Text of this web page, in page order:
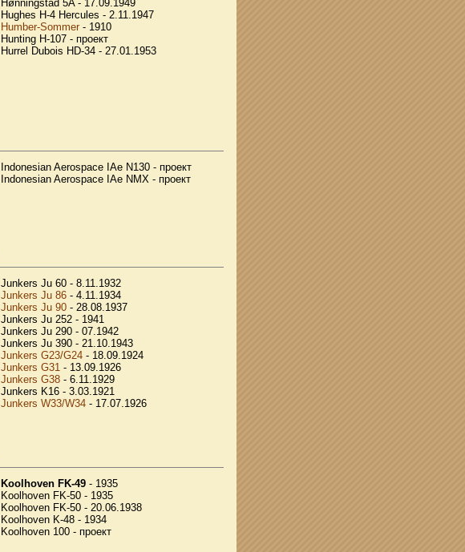
Hønningstad 5A - 17.09.1949
Hughes H-4 Hercules - 2.11.1947
Humber-Sommer - 1910
Hunting H-107 - проект
Hurrel Dubois HD-34 - 27.01.1953
Indonesian Aerospace IAe N130 - проект
Indonesian Aerospace IAe NMX - проект
Junkers Ju 60 - 8.11.1932
Junkers Ju 86 - 4.11.1934
Junkers Ju 90 - 28.08.1937
Junkers Ju 252 - 1941
Junkers Ju 290 - 07.1942
Junkers Ju 390 - 21.10.1943
Junkers G23/G24 - 18.09.1924
Junkers G31 - 13.09.1926
Junkers G38 - 6.11.1929
Junkers K16 - 3.03.1921
Junkers W33/W34 - 17.07.1926
Koolhoven FK-49 - 1935
Koolhoven FK-50 - 1935
Koolhoven FK-50 - 20.06.1938
Koolhoven K-48 - 1934
Koolhoven 100 - проект